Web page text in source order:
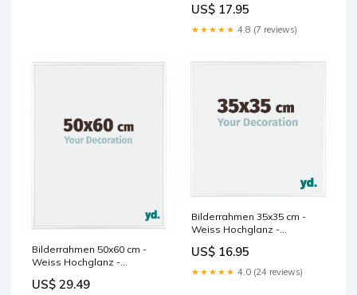
US$ 17.95
★★★★★ 4.8 (7 reviews)
Bilderrahmen 50x60 cm -
Weiss Hochglanz -
Kunst_28x35.5cm
US$ 29.49
Bilderrahmen 35x35 cm -
Weiss Hochglanz -
Carmel
US$ 16.95
★★★★★ 4.0 (24 reviews)